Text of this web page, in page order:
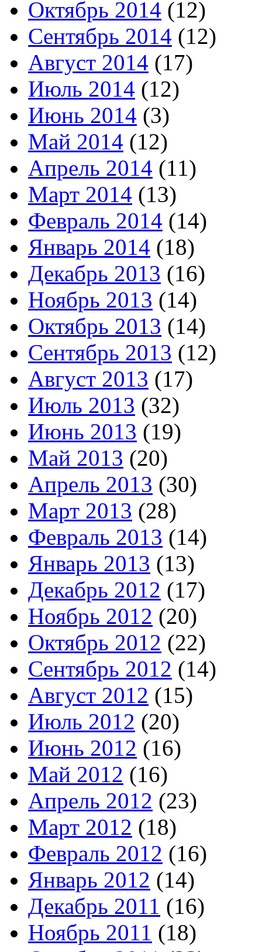
Октябрь 2014 (12)
Сентябрь 2014 (12)
Август 2014 (17)
Июль 2014 (12)
Июнь 2014 (3)
Май 2014 (12)
Апрель 2014 (11)
Март 2014 (13)
Февраль 2014 (14)
Январь 2014 (18)
Декабрь 2013 (16)
Ноябрь 2013 (14)
Октябрь 2013 (14)
Сентябрь 2013 (12)
Август 2013 (17)
Июль 2013 (32)
Июнь 2013 (19)
Май 2013 (20)
Апрель 2013 (30)
Март 2013 (28)
Февраль 2013 (14)
Январь 2013 (13)
Декабрь 2012 (17)
Ноябрь 2012 (20)
Октябрь 2012 (22)
Сентябрь 2012 (14)
Август 2012 (15)
Июль 2012 (20)
Июнь 2012 (16)
Май 2012 (16)
Апрель 2012 (23)
Март 2012 (18)
Февраль 2012 (16)
Январь 2012 (14)
Декабрь 2011 (16)
Ноябрь 2011 (18)